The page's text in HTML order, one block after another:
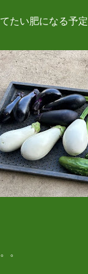
たい肥になる予
。